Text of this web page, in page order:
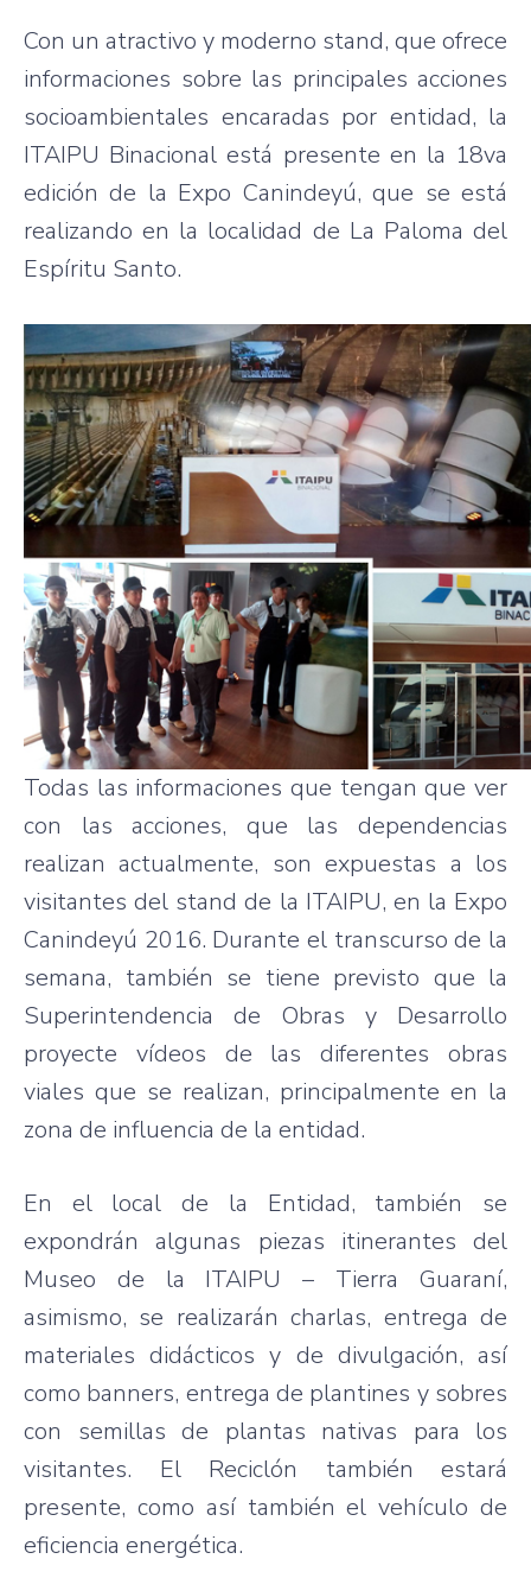
Con un atractivo y moderno stand, que ofrece
informaciones sobre las principales acciones
socioambientales encaradas por entidad, la
ITAIPU Binacional está presente en la 18va
edición de la Expo Canindeyú, que se está
realizando en la localidad de La Paloma del
Espíritu Santo.
Todas las informaciones que tengan que ver
con las acciones, que las dependencias
realizan actualmente, son expuestas a los
visitantes del stand de la ITAIPU, en la Expo
Canindeyú 2016. Durante el transcurso de la
semana, también se tiene previsto que la
Superintendencia de Obras y Desarrollo
proyecte vídeos de las diferentes obras
viales que se realizan, principalmente en la
zona de influencia de la entidad.
En el local de la Entidad, también se
expondrán algunas piezas itinerantes del
Museo de la ITAIPU – Tierra Guaraní,
asimismo, se realizarán charlas, entrega de
materiales didácticos y de divulgación, así
como banners, entrega de plantines y sobres
con semillas de plantas nativas para los
visitantes. El Reciclón también estará
presente, como así también el vehículo de
eficiencia energética.